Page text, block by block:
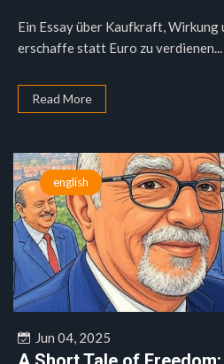
Ein Essay über Kaufkraft, Wirkung
erschaffe statt Euro zu verdienen...
Read More
english
Jun 04, 2025